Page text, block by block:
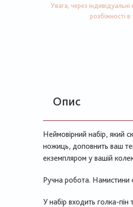
Увага, через
розбіжності
Опис
Неймовірний набір, який
ножиць, доповнить ваш
екземпляром у вашій
Ручна робота. Намистини
У набір входить голка-пін